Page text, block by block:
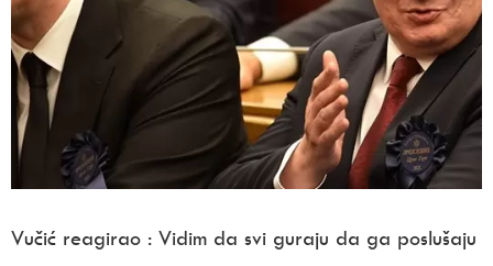
Vučić reagirao : Vidim da svi guraju da ga poslušaju